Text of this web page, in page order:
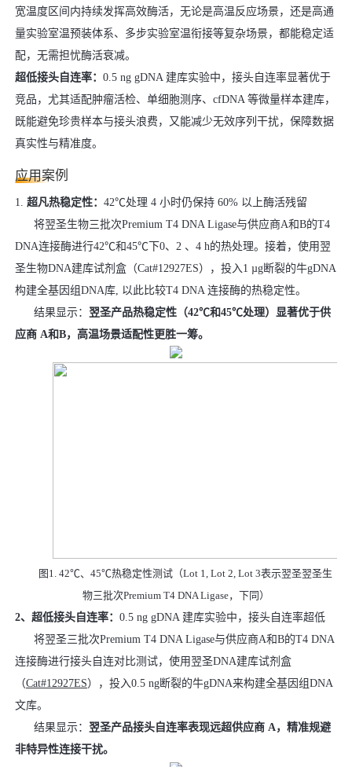
宽温度区间内持续发挥高效酶活，无论是高温反应场景，还是高通
量实验室温预装体系、多步实验室温衔接等复杂场景，都能稳定适
配，无需担忧酶活衰减。
超低接头自连率： 0.5 ng gDNA 建库实验中，接头自连率显著优于
竞品，尤其适配肿瘤活检、单细胞测序、cfDNA 等微量样本建库，
既能避免珍贵样本与接头浪费，又能减少无效序列干扰，保障数据
真实性与精准度。
应用案例
1. 超凡热稳定性： 42℃处理 4 小时仍保持 60% 以上酶活残留
将翌圣生物三批次Premium T4 DNA Ligase与供应商A和B的T4
DNA连接酶进行42℃和45℃下0、2 、4 h的热处理。接着，使用翌
圣生物DNA建库试剂盒（Cat#12927ES），投入1 µg断裂的牛gDNA
构建全基因组DNA库, 以此比较T4 DNA 连接酶的热稳定性。
结果显示： 翌圣产品热稳定性（42℃和45℃处理）显著优于供
应商 A和B，高温场景适配性更胜一筹。
图1. 42℃、45℃热稳定性测试（Lot 1, Lot 2, Lot 3表示翌圣翌圣生
物三批次Premium T4 DNA Ligase，下同）
2、超低接头自连率： 0.5 ng gDNA 建库实验中，接头自连率超低
将翌圣三批次Premium T4 DNA Ligase与供应商A和B的T4 DNA
连接酶进行接头自连对比测试，使用翌圣DNA建库试剂盒
（Cat#12927ES），投入0.5 ng断裂的牛gDNA来构建全基因组DNA
文库。
结果显示： 翌圣产品接头自连率表现远超供应商 A，精准规避
非特异性连接干扰。